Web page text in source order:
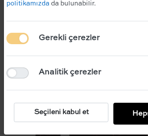
politikamızda da bulunabilir.
Gerekli çerezler
Analitik çerezler
Seçileni kabul et